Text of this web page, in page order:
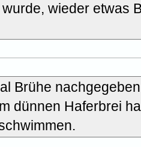
wieder etwas
Brühe
dünnen Haferbrei